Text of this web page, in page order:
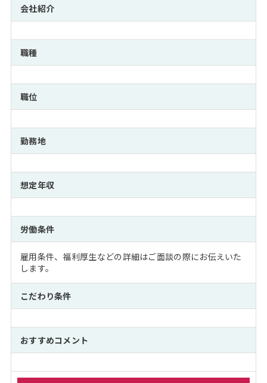
年齢と年収の相関図
会社紹介
職種
職位
勤務地
想定年収
労働条件
雇用条件、福利厚生などの詳細はご面談の際にお伝えいた
します。
こだわり条件
おすすめコメント